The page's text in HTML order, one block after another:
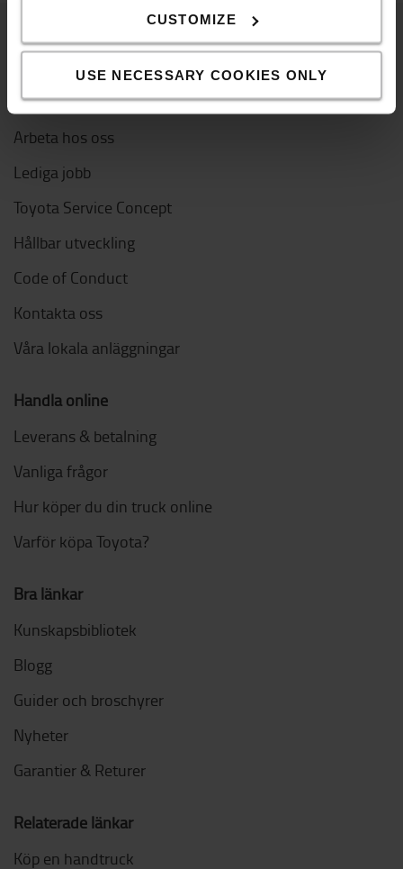
CUSTOMIZE
USE NECESSARY COOKIES ONLY
Toyota Material Handling
Om oss
Arbeta hos oss
Lediga jobb
Toyota Service Concept
Hållbar utveckling
Code of Conduct
Kontakta oss
Våra lokala anläggningar
Handla online
Leverans & betalning
Vanliga frågor
Hur köper du din truck online
Varför köpa Toyota?
Bra länkar
Kunskapsbibliotek
Blogg
Guider och broschyrer
Nyheter
Garantier & Returer
Relaterade länkar
Köp en handtruck